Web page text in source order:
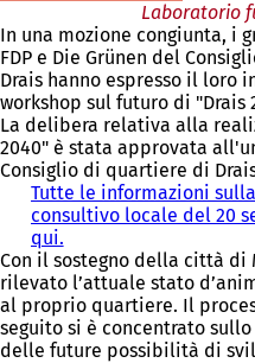
Laboratorio
In una mozione congiunta, i
FDP e Die Grünen del
Drais hanno espresso il loro
workshop sul futuro di "Drais
La delibera relativa alla
2040" è stata approvata
Consiglio di quartiere di
Tutte le informazioni
consultivo locale del 20
qui.
S
i
a
p
r
Con il sostegno della città di
rilevato l’attuale stato
al proprio quartiere. Il
seguito si è concentrato
delle future possibilità di